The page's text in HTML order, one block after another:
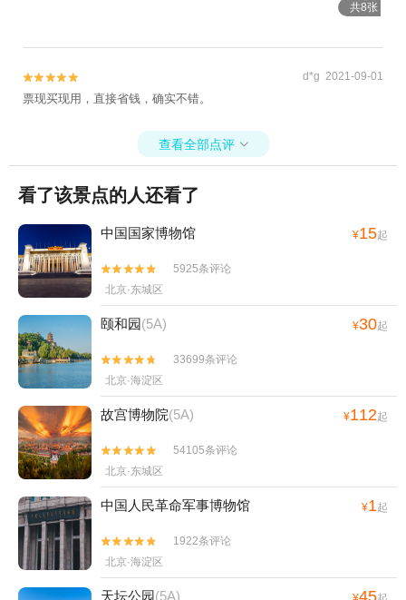
共8张

 d*g 2021-09-01
票现买现用，直接省钱，确实不错。
查看全部点评 
看了该景点的人还看了
中国国家博物馆 ¥15起


5925条评论
北京·东城区
颐和园(5A) ¥30起


33699条评论
北京·海淀区
故宫博物院(5A) ¥112起


54105条评论
北京·东城区
中国人民革命军事博物馆 ¥1起


1922条评论
北京·海淀区
天坛公园(5A)